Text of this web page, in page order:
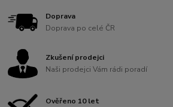
Doprava
Doprava po celé ČR
Zkušení prodejci
Naši prodejci Vám rádi poradí
Ověřeno 10 let